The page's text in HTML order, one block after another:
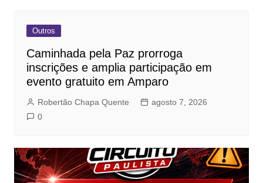
Outros
Caminhada pela Paz prorroga
inscrições e amplia participação em
evento gratuito em Amparo
Robertão Chapa Quente
agosto 7, 2026
0